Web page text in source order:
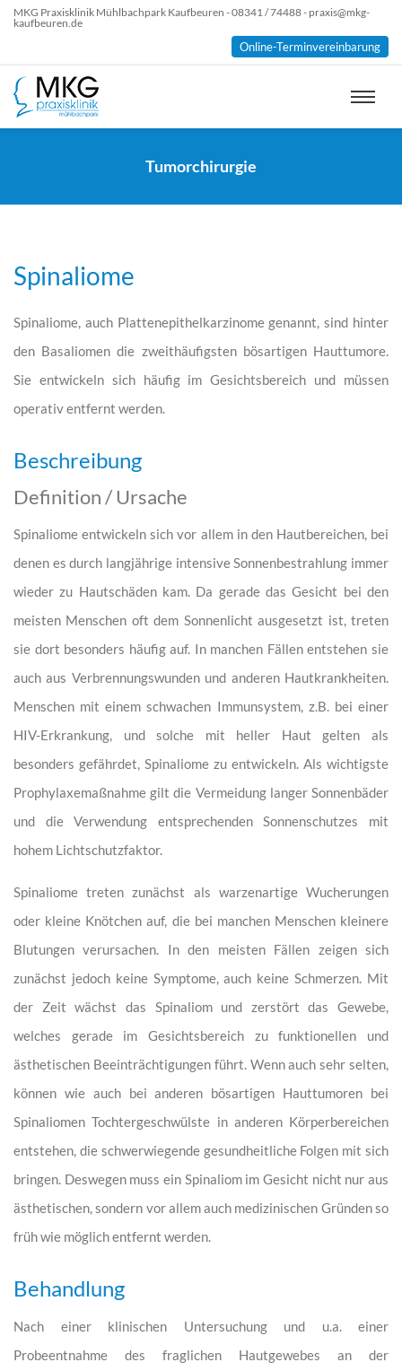
MKG Praxisklinik Mühlbachpark Kaufbeuren - 08341 / 74488 - praxis@mkg-
kaufbeuren.de
Online-Terminvereinbarung
Tumorchirurgie
Spinaliome
Spinaliome, auch Plattenepithelkarzinome genannt, sind hinter
den Basaliomen die zweithäufigsten bösartigen Hauttumore.
Sie entwickeln sich häufig im Gesichtsbereich und müssen
operativ entfernt werden.
Beschreibung
Definition / Ursache
Spinaliome entwickeln sich vor allem in den Hautbereichen, bei
denen es durch langjährige intensive Sonnenbestrahlung immer
wieder zu Hautschäden kam. Da gerade das Gesicht bei den
meisten Menschen oft dem Sonnenlicht ausgesetzt ist, treten
sie dort besonders häufig auf. In manchen Fällen entstehen sie
auch aus Verbrennungswunden und anderen Hautkrankheiten.
Menschen mit einem schwachen Immunsystem, z.B. bei einer
HIV-Erkrankung, und solche mit heller Haut gelten als
besonders gefährdet, Spinaliome zu entwickeln. Als wichtigste
Prophylaxemaßnahme gilt die Vermeidung langer Sonnenbäder
und die Verwendung entsprechenden Sonnenschutzes mit
hohem Lichtschutzfaktor.
Spinaliome treten zunächst als warzenartige Wucherungen
oder kleine Knötchen auf, die bei manchen Menschen kleinere
Blutungen verursachen. In den meisten Fällen zeigen sich
zunächst jedoch keine Symptome, auch keine Schmerzen. Mit
der Zeit wächst das Spinaliom und zerstört das Gewebe,
welches gerade im Gesichtsbereich zu funktionellen und
ästhetischen Beeinträchtigungen führt. Wenn auch sehr selten,
können wie auch bei anderen bösartigen Hauttumoren bei
Spinaliomen Tochtergeschwülste in anderen Körperbereichen
entstehen, die schwerwiegende gesundheitliche Folgen mit sich
bringen. Deswegen muss ein Spinaliom im Gesicht nicht nur aus
ästhetischen, sondern vor allem auch medizinischen Gründen so
früh wie möglich entfernt werden.
Behandlung
Nach einer klinischen Untersuchung und u.a. einer
Probeentnahme des fraglichen Hautgewebes an der